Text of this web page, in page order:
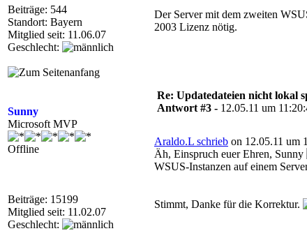
Beiträge: 544
Standort: Bayern
Mitglied seit: 11.06.07
Geschlecht:
Der Server mit dem zweiten
2003 Lizenz nötig.
Sunny
Microsoft MVP
Offline
Beiträge: 15199
Mitglied seit: 11.02.07
Geschlecht:
Re: Updatedateien nicht lokal
Antwort #3 - 12.05.11 um
Araldo.L schrieb on 12.05.11 um
Äh, Einspruch euer Ehren, Sunny
WSUS-Instanzen auf einem
Stimmt, Danke für die Korrektur.